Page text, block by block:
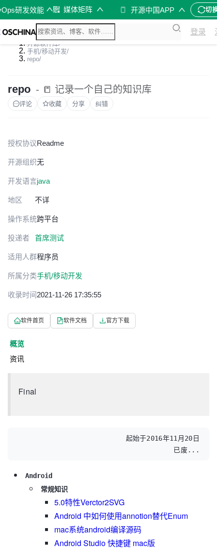
研发效能 媒体矩阵 开源中国APP 切
登录
开源软件库/
手机/移动开发/
repo/
repo - 📒 记录一个自己的知识库
评论 收藏 分享 纠错
授权协议Readme
开源组织无
开发语言java
地区 不详
操作系统跨平台
投递者 首席测试
适用人群程序员
所属分类手机/移动开发
收录时间2021-11-26 17:35:55
软件首页 软件文档 官方下载
概览
资讯
Final
起始于2016年11月20日
已废...
Android
常规知识
5.0特性Verctor2SVG
Android 中如何使用annotion替代Enum
mac系统android编译源码
Android Studio 快捷键 mac版